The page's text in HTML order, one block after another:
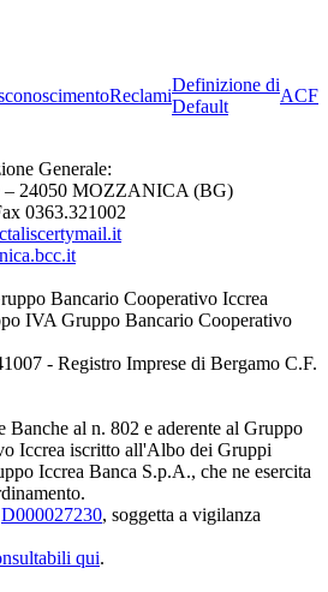
Reclami
Definizione di
Default
ACF
Generale:
– 24050 MOZZANICA (BG)
0363.321002
Bancario Cooperativo Iccrea
IVA Gruppo Bancario Cooperativo
- Registro Imprese di Bergamo C.F.
Banche al n. 802 e aderente al Gruppo
Iccrea iscritto all'Albo dei Gruppi
Iccrea Banca S.p.A., che ne esercita
D000027230, soggetta a vigilanza
qui.